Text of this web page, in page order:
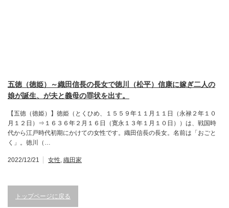
五徳（徳姫）～織田信長の長女で徳川（松平）信康に嫁ぎ二人の
娘が誕生、が夫と義母の罪状を出す。
【五徳（徳姫）】徳姫（とくひめ、１５５９年１１月１１日（永禄２年１０
月１２日）⇒１６３６年２月１６日（寛永１３年１月１０日））は、戦国時
代から江戸時代初期にかけての女性です。織田信長の長女。名前は「おごと
く」。徳川（…
2022/12/21 女性, 織田家
トップページに戻る